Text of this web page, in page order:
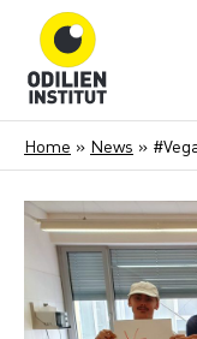
Home » News »